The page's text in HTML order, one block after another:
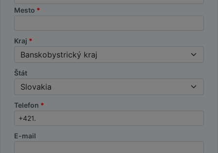
Mesto
Kraj
Štát
Telefon
E-mail